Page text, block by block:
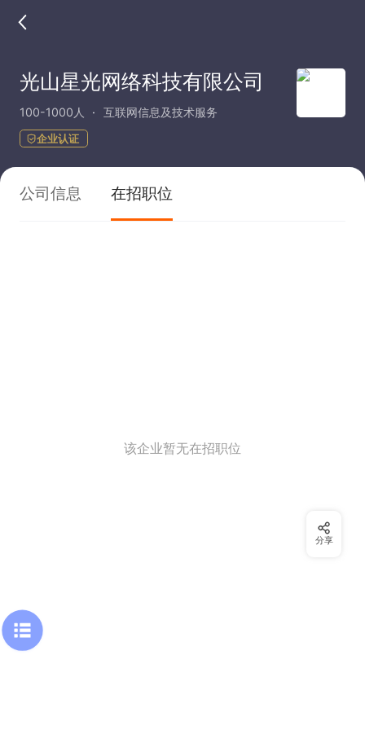
光山星光网络科技有限公司
100-1000人 互联网信息及技术服务
企业认证
公司信息 在招职位
该企业暂无在招职位
分享